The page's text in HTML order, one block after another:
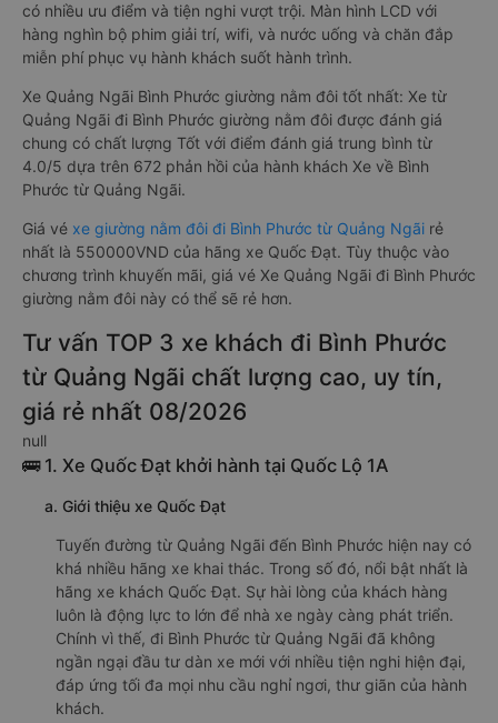
có nhiều ưu điểm và tiện nghi vượt trội. Màn hình LCD với
hàng nghìn bộ phim giải trí, wifi, và nước uống và chăn đắp
miễn phí phục vụ hành khách suốt hành trình.
Xe Quảng Ngãi Bình Phước giường nằm đôi tốt nhất: Xe từ
Quảng Ngãi đi Bình Phước giường nằm đôi được đánh giá
chung có chất lượng Tốt với điểm đánh giá trung bình từ
4.0/5 dựa trên 672 phản hồi của hành khách Xe về Bình
Phước từ Quảng Ngãi.
Giá vé xe giường nằm đôi đi Bình Phước từ Quảng Ngãi rẻ
nhất là 550000VND của hãng xe Quốc Đạt. Tùy thuộc vào
chương trình khuyến mãi, giá vé Xe Quảng Ngãi đi Bình Phước
giường nằm đôi này có thể sẽ rẻ hơn.
Tư vấn TOP 3 xe khách đi Bình Phước
từ Quảng Ngãi chất lượng cao, uy tín,
giá rẻ nhất 08/2026
null
🚌 1. Xe Quốc Đạt khởi hành tại Quốc Lộ 1A
a. Giới thiệu xe Quốc Đạt
Tuyến đường từ Quảng Ngãi đến Bình Phước hiện nay có
khá nhiều hãng xe khai thác. Trong số đó, nổi bật nhất là
hãng xe khách Quốc Đạt. Sự hài lòng của khách hàng
luôn là động lực to lớn để nhà xe ngày càng phát triển.
Chính vì thế, đi Bình Phước từ Quảng Ngãi đã không
ngần ngại đầu tư dàn xe mới với nhiều tiện nghi hiện đại,
đáp ứng tối đa mọi nhu cầu nghỉ ngơi, thư giãn của hành
khách.